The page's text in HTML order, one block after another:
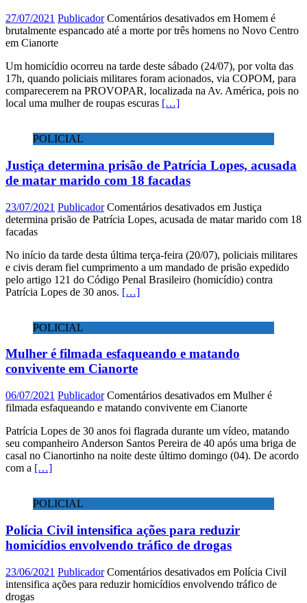
27/07/2021 Publicador Comentários desativados em Homem é
brutalmente espancado até a morte por três homens no Novo Centro
em Cianorte
Um homicídio ocorreu na tarde deste sábado (24/07), por volta das
17h, quando policiais militares foram acionados, via COPOM, para
comparecerem na PROVOPAR, localizada na Av. América, pois no
local uma mulher de roupas escuras […]
POLICIAL
Justiça determina prisão de Patrícia Lopes, acusada
de matar marido com 18 facadas
23/07/2021 Publicador Comentários desativados em Justiça
determina prisão de Patrícia Lopes, acusada de matar marido com 18
facadas
No início da tarde desta última terça-feira (20/07), policiais militares
e civis deram fiel cumprimento a um mandado de prisão expedido
pelo artigo 121 do Código Penal Brasileiro (homicídio) contra
Patrícia Lopes de 30 anos. […]
POLICIAL
Mulher é filmada esfaqueando e matando
convivente em Cianorte
06/07/2021 Publicador Comentários desativados em Mulher é
filmada esfaqueando e matando convivente em Cianorte
Patrícia Lopes de 30 anos foi flagrada durante um vídeo, matando
seu companheiro Anderson Santos Pereira de 40 após uma briga de
casal no Cianortinho na noite deste último domingo (04). De acordo
com a […]
POLICIAL
Polícia Civil intensifica ações para reduzir
homicídios envolvendo tráfico de drogas
23/06/2021 Publicador Comentários desativados em Polícia Civil
intensifica ações para reduzir homicídios envolvendo tráfico de
drogas